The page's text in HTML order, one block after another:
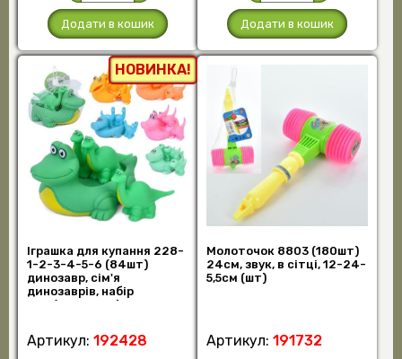
Додати в кошик Додати в кошик
НОВИНКА!
Іграшка для купання 228-
1-2-3-4-5-6 (84шт)
динозавр, сім'я
динозаврів, набір
4шт(16см, 7см), пискавк
Артикул: 192428
Молоточок 8803 (180шт)
24см, звук, в сітці, 12-24-
5,5см (шт)
Артикул: 191732